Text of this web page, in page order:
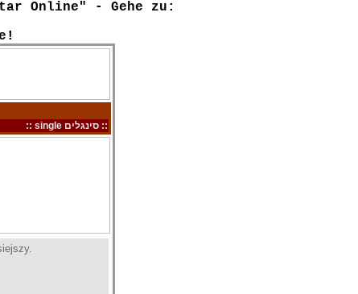
Online" - Gehe zu:
:: single סינגלים ::